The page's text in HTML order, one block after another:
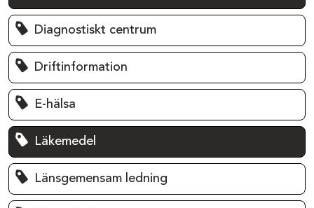
Diagnostiskt centrum
Driftinformation
E-hälsa
Läkemedel
Länsgemensam ledning